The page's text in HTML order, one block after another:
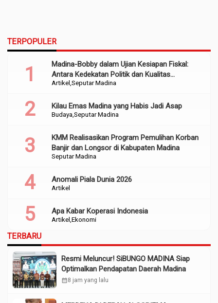
TERPOPULER
Artikel Seputar Madina
Madina-Bobby dalam Ujian Kesiapan Fiskal:
Antara Kedekatan Politik dan Kualitas
Perencanaan
Budaya Seputar Madina
Kilau Emas Madina yang Habis Jadi Asap
Seputar Madina
KMM Realisasikan Program Pemulihan Korban
Banjir dan Longsor di Kabupaten Madina
Artikel
Anomali Piala Dunia 2026
Artikel Ekonomi
Apa Kabar Koperasi Indonesia
TERBARU
Resmi Meluncur! SiBUNGO MADINA Siap
Optimalkan Pendapatan Daerah Madina
calendar_month8 jam yang lalu